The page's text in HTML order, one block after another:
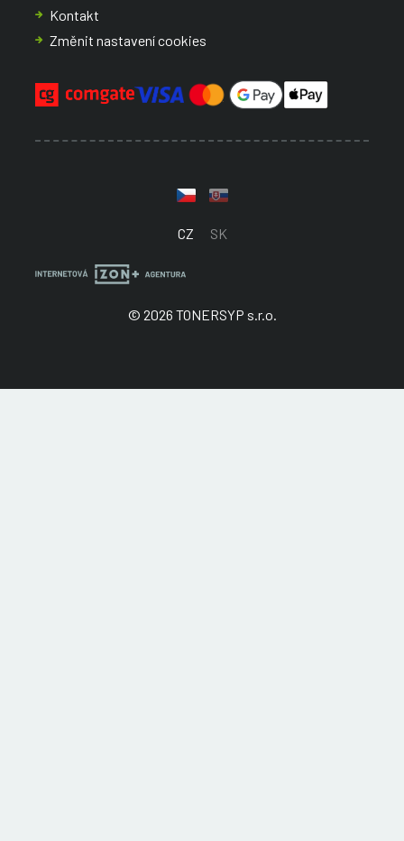
Kontakt
Změnit nastavení cookies
CZ SK
© 2026 TONERSYP s.r.o.